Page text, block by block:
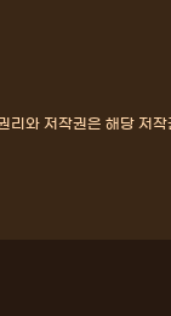
리와 저작권은 해당 저작